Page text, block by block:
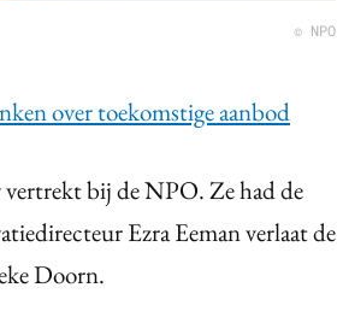
© NPO
over toekomstige aanbod
bij de NPO. Ze had de
Ezra Eeman verlaat de
Doorn.